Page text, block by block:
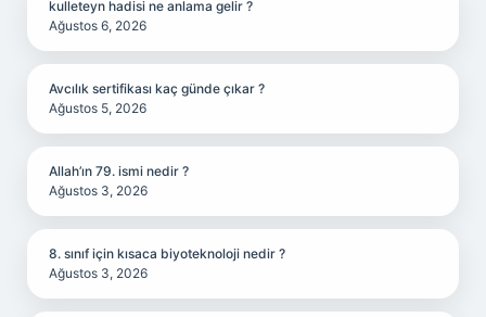
kulleteyn hadisi ne anlama gelir ?
Ağustos 6, 2026
Avcılık sertifikası kaç günde çıkar ?
Ağustos 5, 2026
Allah’ın 79. ismi nedir ?
Ağustos 3, 2026
8. sınıf için kısaca biyoteknoloji nedir ?
Ağustos 3, 2026